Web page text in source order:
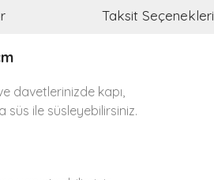
Taksit Seçenekleri
davetlerinizde kapı,
süs ile süsleyebilirsiniz.